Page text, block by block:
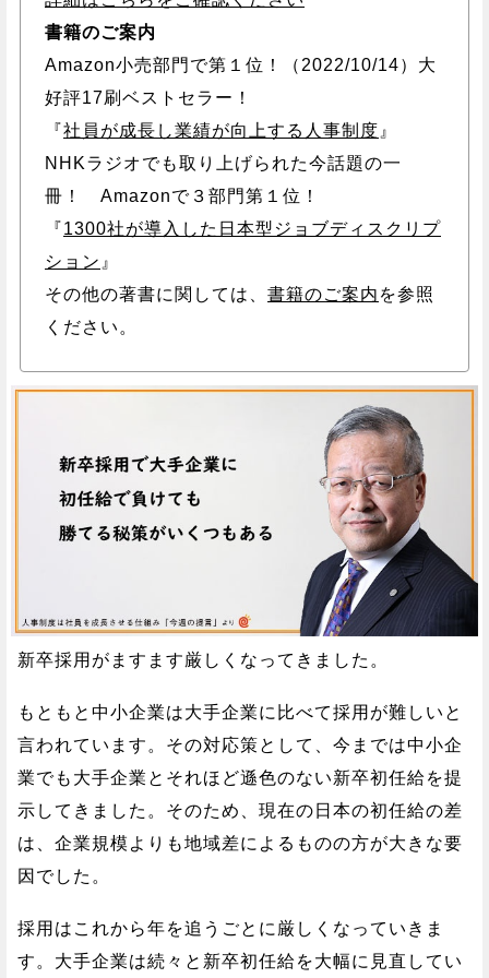
書籍のご案内
Amazon小売部門で第１位！（2022/10/14）大
好評17刷ベストセラー！
『社員が成長し業績が向上する人事制度 』
NHKラジオでも取り上げられた今話題の一
冊！ Amazonで３部門第１位！
『1300社が導入した日本型ジョブディスクリプ
ション 』
その他の著書に関しては、 書籍のご案内 を参照
ください。
新卒採用がますます厳しくなってきました。
もともと中小企業は大手企業に比べて採用が難しいと
言われています。その対応策として、今までは中小企
業でも大手企業とそれほど遜色のない新卒初任給を提
示してきました。そのため、現在の日本の初任給の差
は、企業規模よりも地域差によるものの方が大きな要
因でした。
採用はこれから年を追うごとに厳しくなっていきま
す。大手企業は続々と新卒初任給を大幅に見直してい